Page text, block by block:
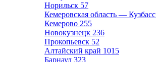
Норильск 57
Кемеровская область — Кузбасс
Кемерово 255
Новокузнецк 236
Прокопьевск 52
Алтайский край 1015
Барнаул 323